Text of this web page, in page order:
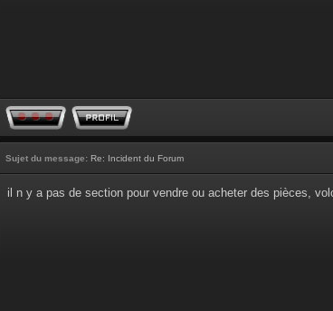
Sujet du message: Re: Incident du Forum
il n y a pas de section pour vendre ou acheter des pièces,